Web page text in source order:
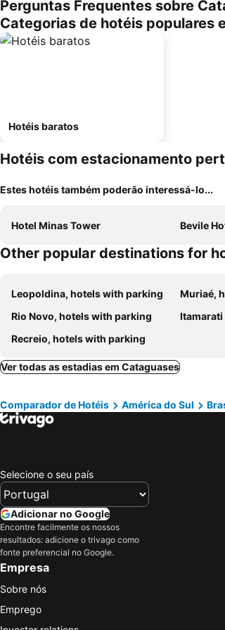
Perguntas Frequentes sobre
Categorias de hotéis populares
Hotéis baratos
Hotéis com estacionamento
Estes hotéis também poderão interessá-lo...
Hotel Minas Tower Bevile
Other popular destinations for
Leopoldina, hotels with parking Muriaé,
Rio Novo, hotels with parking
Itamarati
Recreio, hotels with parking
Ver todas as estadias em Cataguases
Comparador de Hotéis América do Sul
Selecione o seu país
Adicionar no Google
Encontre facilmente os nossos
resultados: adicione o trivago como
fonte preferencial no Google.
Empresa
Sobre nós
Emprego